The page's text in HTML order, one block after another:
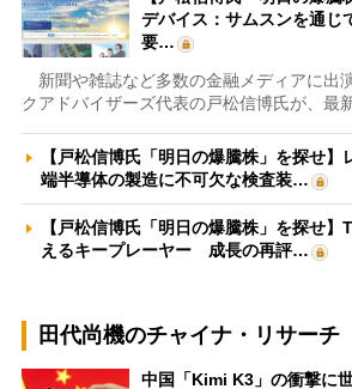
デバイス：サムスンを通じ
要…
新聞や雑誌など多数の金融メディアに出
クアドバイザーズ代表の戸松信博氏が、最
【戸松信博氏「明日の爆騰株」を探せ
端半導体の製造に不可欠な検査装…
【戸松信博氏「明日の爆騰株」を探せ
えるキープレーヤー 成長の再評…
田代尚機のチャイナ・リサーチ
中国「Kimi K3」の衝撃に